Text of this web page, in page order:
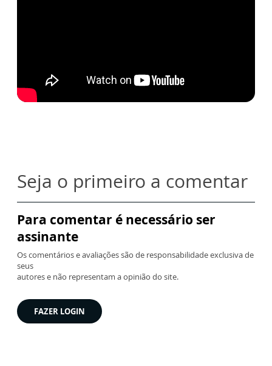
Seja o primeiro a comentar
Para comentar é necessário ser
assinante
Os comentários e avaliações são de responsabilidade exclusiva de
seus
autores e não representam a opinião do site.
FAZER LOGIN